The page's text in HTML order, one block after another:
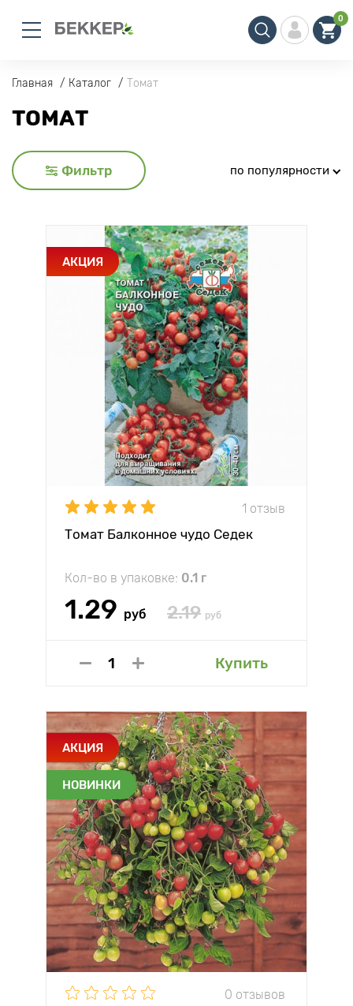
0
Главная Каталог Томат
ТОМАТ
Фильтр по популярности
АКЦИЯ
1 отзыв
Томат Балконное чудо Седек
Кол-во в упаковке: 0.1 г
1.29 руб 2.19 руб
Купить
АКЦИЯ
НОВИНКИ
0 отзывов